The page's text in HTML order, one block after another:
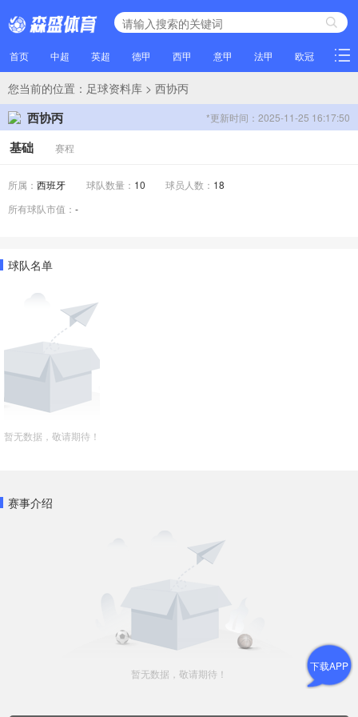
首页 中超 英超 德甲 西甲 意甲 法甲 欧冠 NBA
您当前的位置： 足球资料库 > 西协丙
西协丙 *更新时间：2025-11-25 16:17:50
基础 赛程
所属： 西班牙 球队数量： 10 球员人数： 18
所有球队市值： -
球队名单
暂无数据，敬请期待！
赛事介绍
暂无数据，敬请期待！
下载APP